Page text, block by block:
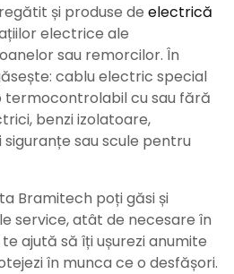
și produse de electrică
electrice ale
sau remorcilor. În
cablu electric special
termocontrolabil cu sau fără
benzi izolatoare,
sau scule pentru
Bramitech poți găsi și
service, atât de necesare în
ajută să îți ușurezi anumite
în munca ce o desfășori.